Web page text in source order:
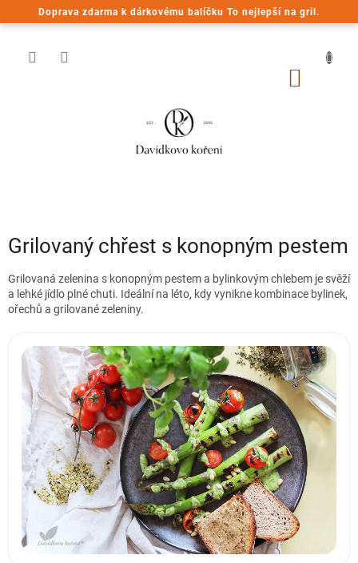
Doprava zdarma k dárkovému balíčku To nejlepší na gril.
na
Grilovaný chřest s konopným pestem
Grilovaná zelenina s konopným pestem a bylinkovým chlebem je svěží
a lehké jídlo plné chuti. Ideální na léto, kdy vynikne kombinace bylinek,
ořechů a grilované zeleniny.